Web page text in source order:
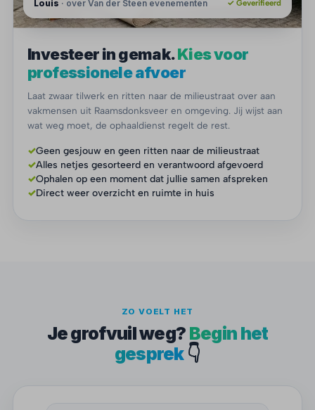
Louis · over Van der Steen evenementen ✓ Geverifieerd
Investeer in gemak.Kies voor
professionele afvoer
Laat zwaar tilwerk en ritten naar de milieustraat over aan
vakmensen uit Raamsdonksveer en omgeving. Jij wijst aan
wat weg moet, de ophaaldienst regelt de rest.
✓Geen gesjouw en geen ritten naar de milieustraat
✓Alles netjes gesorteerd en verantwoord afgevoerd
✓Ophalen op een moment dat jullie samen afspreken
✓Direct weer overzicht en ruimte in huis
ZO VOELT HET
Je grofvuil weg? Begin het
gesprek👇